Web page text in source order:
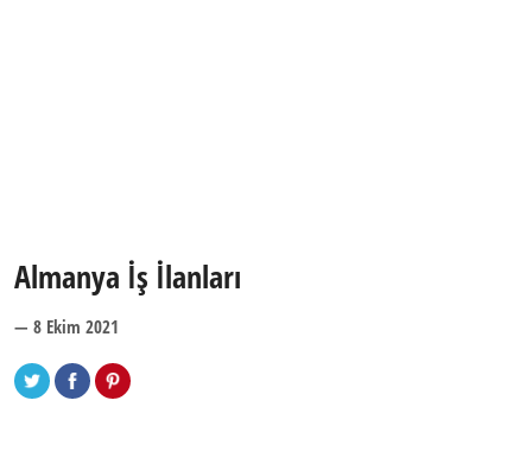
Almanya İş İlanları
— 8 Ekim 2021